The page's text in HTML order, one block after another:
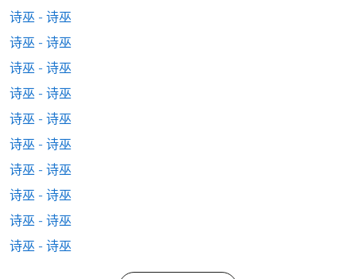
诗巫 - 诗巫
诗巫 - 诗巫
诗巫 - 诗巫
诗巫 - 诗巫
诗巫 - 诗巫
诗巫 - 诗巫
诗巫 - 诗巫
诗巫 - 诗巫
诗巫 - 诗巫
诗巫 - 诗巫